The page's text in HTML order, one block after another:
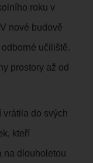
roku v
nové budově
učiliště.
prostory až od
vrátila do svých
kteří
na dlouholetou